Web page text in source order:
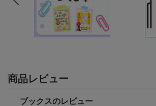
商品レビュー
ブックスのレビュー